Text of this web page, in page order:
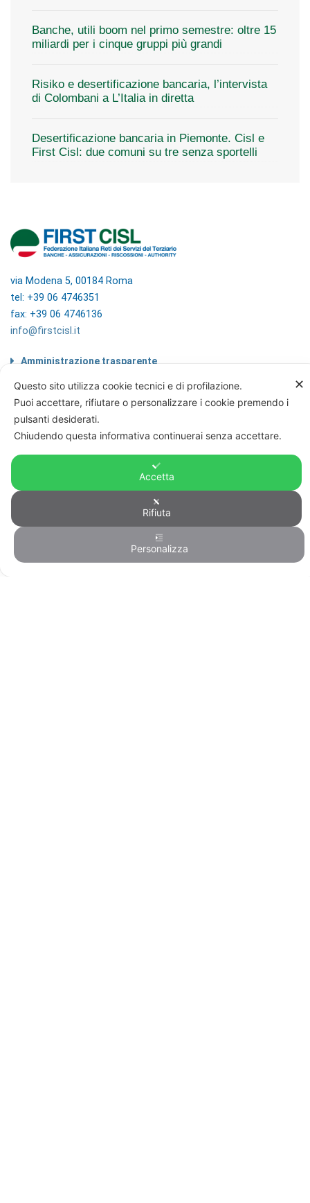
Banche, utili boom nel primo semestre: oltre 15
miliardi per i cinque gruppi più grandi
Risiko e desertificazione bancaria, l’intervista
di Colombani a L’Italia in diretta
Desertificazione bancaria in Piemonte. Cisl e
First Cisl: due comuni su tre senza sportelli
via Modena 5, 00184 Roma
tel: +39 06 4746351
fax: +39 06 4746136
info@firstcisl.it
Amministrazione trasparente
Note legali
Informazioni sul trattamento di dati
personali
Privacy & Cookie Policy
© FIRST CISL - C.F. 80122130588
✕
Questo sito utilizza cookie tecnici e di profilazione.
Puoi accettare, rifiutare o personalizzare i cookie premendo i
pulsanti desiderati.
Chiudendo questa informativa continuerai senza accettare.
Accetta
Rifiuta
Personalizza